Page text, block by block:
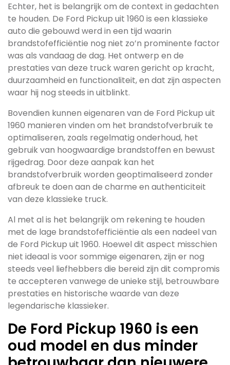
Echter, het is belangrijk om de context in gedachten
te houden. De Ford Pickup uit 1960 is een klassieke
auto die gebouwd werd in een tijd waarin
brandstofefficiëntie nog niet zo’n prominente factor
was als vandaag de dag. Het ontwerp en de
prestaties van deze truck waren gericht op kracht,
duurzaamheid en functionaliteit, en dat zijn aspecten
waar hij nog steeds in uitblinkt.
Bovendien kunnen eigenaren van de Ford Pickup uit
1960 manieren vinden om het brandstofverbruik te
optimaliseren, zoals regelmatig onderhoud, het
gebruik van hoogwaardige brandstoffen en bewust
rijgedrag. Door deze aanpak kan het
brandstofverbruik worden geoptimaliseerd zonder
afbreuk te doen aan de charme en authenticiteit
van deze klassieke truck.
Al met al is het belangrijk om rekening te houden
met de lage brandstofefficiëntie als een nadeel van
de Ford Pickup uit 1960. Hoewel dit aspect misschien
niet ideaal is voor sommige eigenaren, zijn er nog
steeds veel liefhebbers die bereid zijn dit compromis
te accepteren vanwege de unieke stijl, betrouwbare
prestaties en historische waarde van deze
legendarische klassieker.
De Ford Pickup 1960 is een
oud model en dus minder